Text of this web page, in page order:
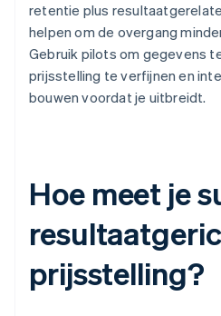
retentie plus
helpen om de overgang
Gebruik pilots om gegevens
prijsstelling te verfijnen en
bouwen voordat je uitbreidt.
Hoe meet je
prijsstelling?